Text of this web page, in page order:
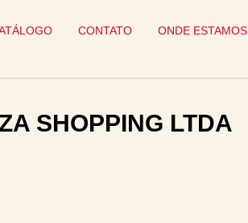
CONTATO ONDE ESTAMOS
SHOPPING LTDA